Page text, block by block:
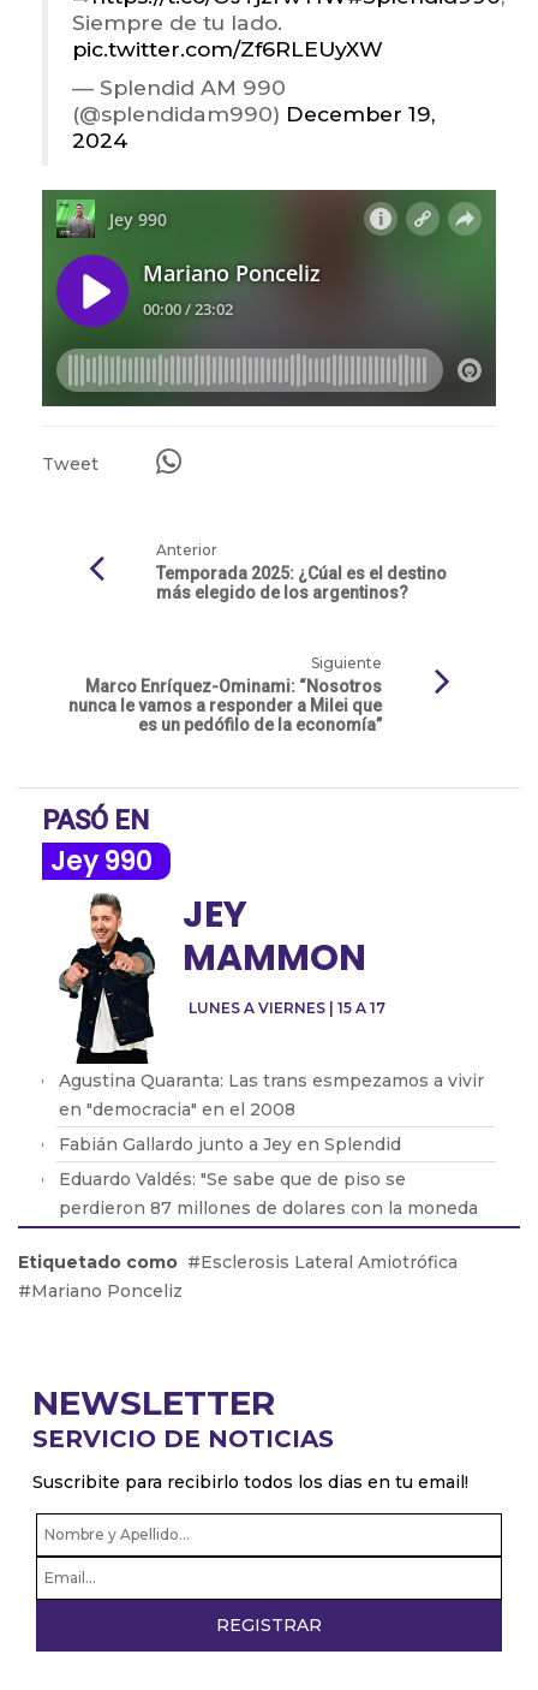
Siempre de tu lado.
pic.twitter.com/Zf6RLEUyXW
— Splendid AM 990
(@splendidam990) December 19,
2024
Tweet
Anterior
Temporada 2025: ¿Cúal es el destino
más elegido de los argentinos?
Siguiente
Marco Enríquez-Ominami: “Nosotros
nunca le vamos a responder a Milei que
es un pedófilo de la economía”
PASÓ EN
Jey 990
LUNES A VIERNES | 15 A 17
JEY
MAMMON
Agustina Quaranta: Las trans esmpezamos a vivir
en "democracia" en el 2008
Fabián Gallardo junto a Jey en Splendid
Eduardo Valdés: "Se sabe que de piso se
perdieron 87 millones de dolares con la moneda
Federico Borstelmann, el joven que creó una web
para encontrar mascotas perdidas
Etiquetado como
Esclerosis Lateral Amiotrófica
Mariano Ponceliz
NEWSLETTER
SERVICIO DE NOTICIAS
Suscribite para recibirlo todos los dias en tu email!